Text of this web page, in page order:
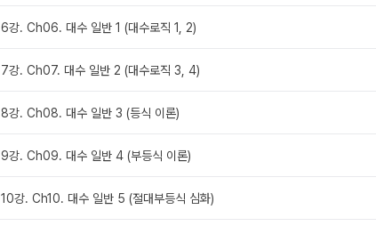
6강. Ch06. 대수 일반 1 (대수로직 1, 2)
7강. Ch07. 대수 일반 2 (대수로직 3, 4)
8강. Ch08. 대수 일반 3 (등식 이론)
9강. Ch09. 대수 일반 4 (부등식 이론)
10강. Ch10. 대수 일반 5 (절대부등식 심화)